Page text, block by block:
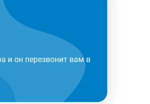
и он перезвонит вам в